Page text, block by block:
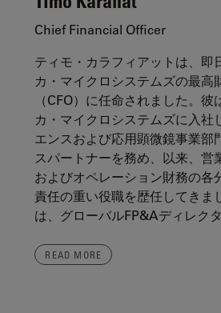
Chief Financial Officer
ティモ・カラフィアットは、即
カ・マイクロシステムズの最高
（CFO）に任命されました。彼
カ・マイクロシステムズに入社
エンスおよび応用顕微鏡事業部
スパートナーを務め、以来、営
およびオペレーション財務の各
責任の重い役職を歴任してきま
は、グローバルFP&Aディレク
READ MORE